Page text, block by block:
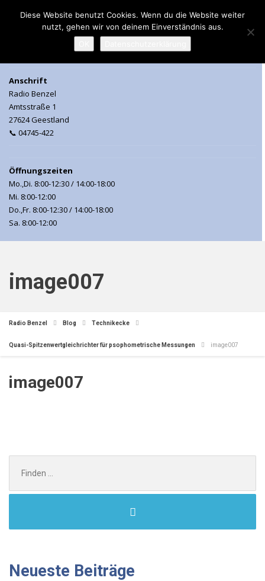
MENU
Anschrift
Radio Benzel
Amtsstraße 1
27624 Geestland
📞 04745-422
Öffnungszeiten
Mo.,Di. 8:00-12:30 / 14:00-18:00
Mi. 8:00-12:00
Do.,Fr. 8:00-12:30 / 14:00-18:00
Sa. 8:00-12:00
image007
Radio Benzel Blog Technikecke
Quasi-Spitzenwertgleichrichter für psophometrische Messungen image007
image007
for:
Neueste Beiträge
Diese Website benutzt Cookies. Wenn du die Website weiter
nutzt, gehen wir von deinem Einverständnis aus.